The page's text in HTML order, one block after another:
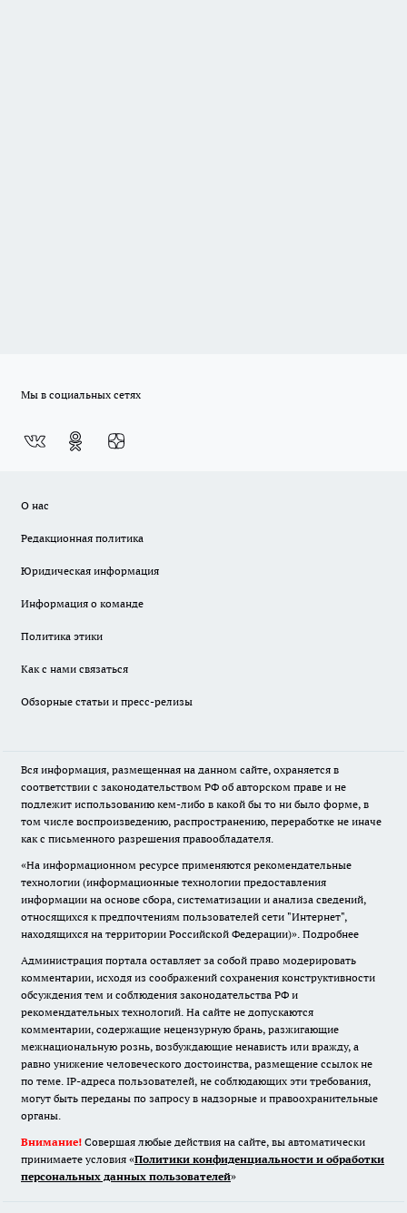
Мы в социальных сетях
О нас
Редакционная политика
Юридическая информация
Информация о команде
Политика этики
Как с нами связаться
Обзорные статьи и пресс-релизы
Вся информация, размещенная на данном сайте, охраняется в
соответствии с законодательством РФ об авторском праве и не
подлежит использованию кем-либо в какой бы то ни было форме, в
том числе воспроизведению, распространению, переработке не иначе
как с письменного разрешения правообладателя.
«На информационном ресурсе применяются рекомендательные
технологии (информационные технологии предоставления
информации на основе сбора, систематизации и анализа сведений,
относящихся к предпочтениям пользователей сети "Интернет",
находящихся на территории Российской Федерации)». Подробнее
Администрация портала оставляет за собой право модерировать
комментарии, исходя из соображений сохранения конструктивности
обсуждения тем и соблюдения законодательства РФ и
рекомендательных технологий. На сайте не допускаются
комментарии, содержащие нецензурную брань, разжигающие
межнациональную рознь, возбуждающие ненависть или вражду, а
равно унижение человеческого достоинства, размещение ссылок не
по теме. IP-адреса пользователей, не соблюдающих эти требования,
могут быть переданы по запросу в надзорные и правоохранительные
органы.
Внимание! Совершая любые действия на сайте, вы автоматически
принимаете условия «Политики конфиденциальности и обработки
персональных данных пользователей»